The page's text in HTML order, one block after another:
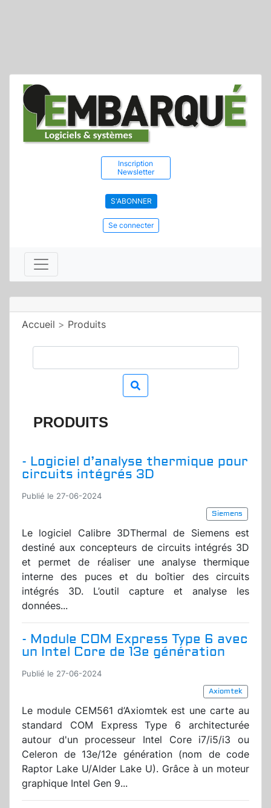
Inscription
Newsletter
S'ABONNER
Se connecter
Accueil > Produits
PRODUITS
- Logiciel d’analyse thermique pour
circuits intégrés 3D
Publié le 27-06-2024
Siemens
Le logiciel Calibre 3DThermal de Siemens est
destiné aux concepteurs de circuits intégrés 3D
et permet de réaliser une analyse thermique
interne des puces et du boîtier des circuits
intégrés 3D. L’outil capture et analyse les
données...
- Module COM Express Type 6 avec
un Intel Core de 13e génération
Publié le 27-06-2024
Axiomtek
Le module CEM561 d’Axiomtek est une carte au
standard COM Express Type 6 architecturée
autour d'un processeur Intel Core i7/i5/i3 ou
Celeron de 13e/12e génération (nom de code
Raptor Lake U/Alder Lake U). Grâce à un moteur
graphique Intel Gen 9...